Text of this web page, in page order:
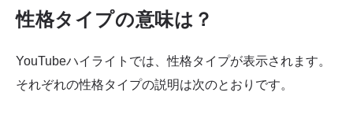
性格タイプの意味は？
YouTubeハイライトでは、性格タイプが表示されます。
それぞれの性格タイプの説明は次のとおりです。